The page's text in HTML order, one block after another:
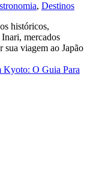
, Destinos
históricos,
mercados
sua viagem ao Japão
Kyoto: O Guia Para